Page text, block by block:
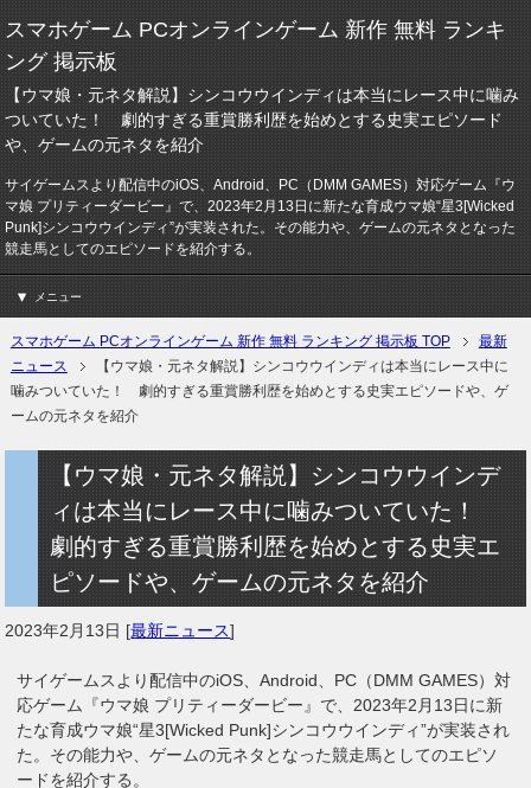
スマホゲーム PCオンラインゲーム 新作 無料 ランキ
ング 掲示板
【ウマ娘・元ネタ解説】シンコウウインディは本当にレース中に噛み
ついていた！ 劇的すぎる重賞勝利歴を始めとする史実エピソード
や、ゲームの元ネタを紹介
サイゲームスより配信中のiOS、Android、PC（DMM GAMES）対応ゲーム『ウ
マ娘 プリティーダービー』で、2023年2月13日に新たな育成ウマ娘“星3[Wicked
Punk]シンコウウインディ”が実装された。その能力や、ゲームの元ネタとなった
競走馬としてのエピソードを紹介する。
メニュー
スマホゲーム PCオンラインゲーム 新作 無料 ランキング 掲示板 TOP
最新
ニュース
【ウマ娘・元ネタ解説】シンコウウインディは本当にレース中に
噛みついていた！ 劇的すぎる重賞勝利歴を始めとする史実エピソードや、ゲ
ームの元ネタを紹介
【ウマ娘・元ネタ解説】シンコウウインデ
ィは本当にレース中に噛みついていた！
劇的すぎる重賞勝利歴を始めとする史実エ
ピソードや、ゲームの元ネタを紹介
2023年2月13日 [最新ニュース]
サイゲームスより配信中のiOS、Android、PC（DMM GAMES）対
応ゲーム『ウマ娘 プリティーダービー』で、2023年2月13日に新
たな育成ウマ娘“星3[Wicked Punk]シンコウウインディ”が実装され
た。その能力や、ゲームの元ネタとなった競走馬としてのエピソ
ードを紹介する。